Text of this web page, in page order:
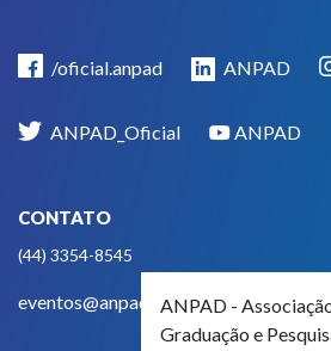
/oficial.anpad ANPAD
ANPAD_Oficial ANPAD
CONTATO
(44) 3354-8545
eventos@anpad.org.br
ANPAD -
Graduação e